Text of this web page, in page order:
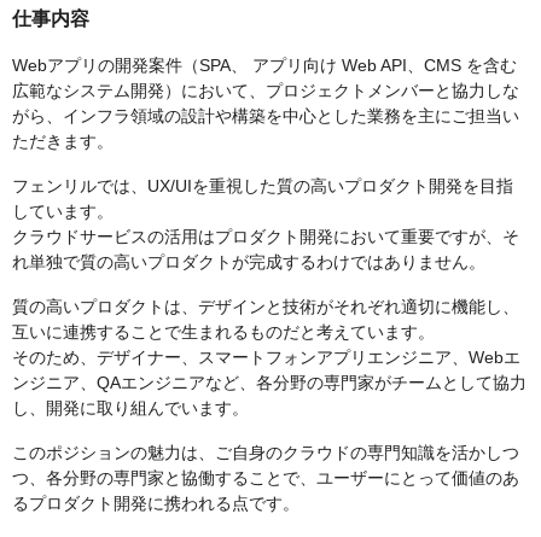
仕事内容
Webアプリの開発案件（SPA、 アプリ向け Web API、CMS を含む
広範なシステム開発）において、プロジェクトメンバーと協力しな
がら、インフラ領域の設計や構築を中心とした業務を主にご担当い
ただきます。
フェンリルでは、UX/UIを重視した質の高いプロダクト開発を目指
しています。
クラウドサービスの活用はプロダクト開発において重要ですが、そ
れ単独で質の高いプロダクトが完成するわけではありません。
質の高いプロダクトは、デザインと技術がそれぞれ適切に機能し、
互いに連携することで生まれるものだと考えています。
そのため、デザイナー、スマートフォンアプリエンジニア、Webエ
ンジニア、QAエンジニアなど、各分野の専門家がチームとして協力
し、開発に取り組んでいます。
このポジションの魅力は、ご自身のクラウドの専門知識を活かしつ
つ、各分野の専門家と協働することで、ユーザーにとって価値のあ
るプロダクト開発に携われる点です。